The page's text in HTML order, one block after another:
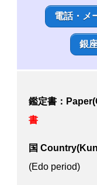
電話・メ
銀
鑑定書：
書
国
(Edo period)